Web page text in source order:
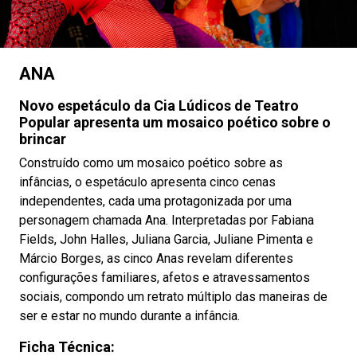
ANA
Novo espetáculo da Cia Lúdicos de Teatro
Popular apresenta um mosaico poético sobre o
brincar
Construído como um mosaico poético sobre as
infâncias, o espetáculo apresenta cinco cenas
independentes, cada uma protagonizada por uma
personagem chamada Ana. Interpretadas por Fabiana
Fields, John Halles, Juliana Garcia, Juliane Pimenta e
Márcio Borges, as cinco Anas revelam diferentes
configurações familiares, afetos e atravessamentos
sociais, compondo um retrato múltiplo das maneiras de
ser e estar no mundo durante a infância.
Ficha Técnica: